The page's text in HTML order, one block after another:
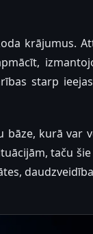
krājumus.
starp
kurā var
taču